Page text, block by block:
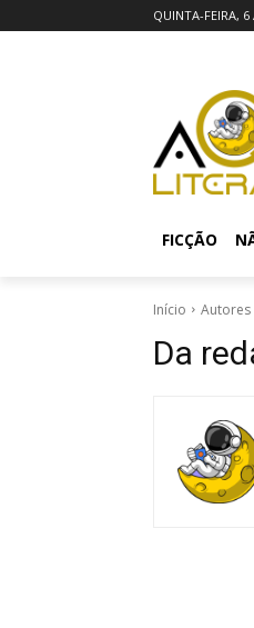
QUINTA-FEIRA,
FICÇÃO
Início Autores
Da